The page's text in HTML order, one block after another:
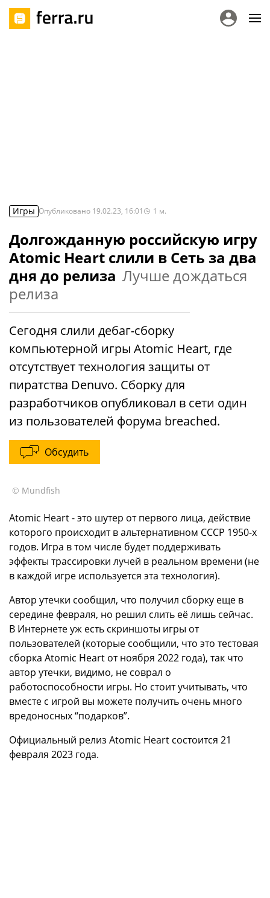
Игры Опубликовано 19.02.23, 16:01 1 м.
Долгожданную российскую игру
Atomic Heart слили в Сеть за два
дня до релиза Лучше дождаться
релиза
Сегодня слили дебаг-сборку
компьютерной игры Atomic Heart, где
отсутствует технология защиты от
пиратства Denuvo. Сборку для
разработчиков опубликовал в сети один
из пользователей форума breached.
Обсудить
© Mundfish
Atomic Heart - это шутер от первого лица, действие
которого происходит в альтернативном СССР 1950-х
годов. Игра в том числе будет поддерживать
эффекты трассировки лучей в реальном времени (не
в каждой игре используется эта технология).
Автор утечки сообщил, что получил сборку еще в
середине февраля, но решил слить её лишь сейчас.
В Интернете уж есть скриншоты игры от
пользователей (которые сообщили, что это тестовая
сборка Atomic Heart от ноября 2022 года), так что
автор утечки, видимо, не соврал о
работоспособности игры. Но стоит учитывать, что
вместе с игрой вы можете получить очень много
вредоносных “подарков”.
Официальный релиз Atomic Heart состоится 21
февраля 2023 года.